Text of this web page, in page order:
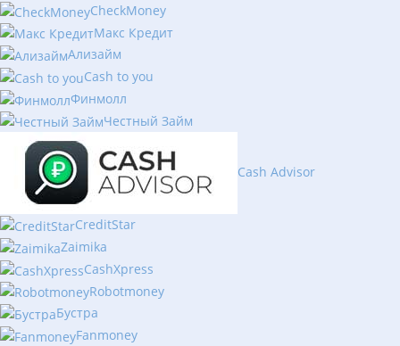
CheckMoney
Макс Кредит
Ализайм
Сash to you
Финмолл
Честный Займ
Cash Advisor
CreditStar
Zaimika
CashXpress
Robotmoney
Бустра
Fanmoney